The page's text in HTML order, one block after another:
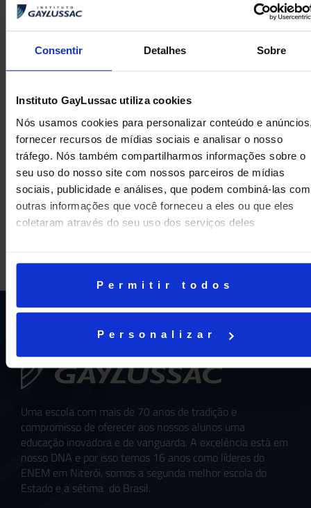
Consentir Detalhes Sobre
Instituto GayLussac utiliza cookies
Nós usamos cookies para personalizar conteúdo e
fornecer recursos de mídias sociais e analisar o nosso
tráfego. Nós também compartilharmos informações sobre o
seu uso do nosso site com nossos parceiros de mídias
sociais, publicidade e análises, que podem combiná-las com
outras informações que você forneceu a eles ou que eles
coletaram através do seu uso dos serviços deles
Permitir todos
Personalizar
ANTERIOR PRÓXIMA
Uma escola com mais de 70 anos de tradição e
compromisso de oferecer aos nossos alunos uma
educação inovadora e de vanguarda. A excelência está em
nosso DNA e por isso temos 16 anos como líderes do
ENEM em Niterói, somos a segunda melhor escola do
Estado e a sétima do Brasil.